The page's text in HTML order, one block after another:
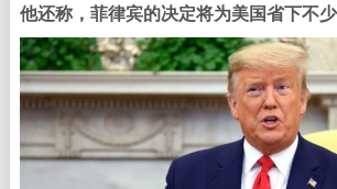
他还称，菲律宾的决定将为美国省下不少